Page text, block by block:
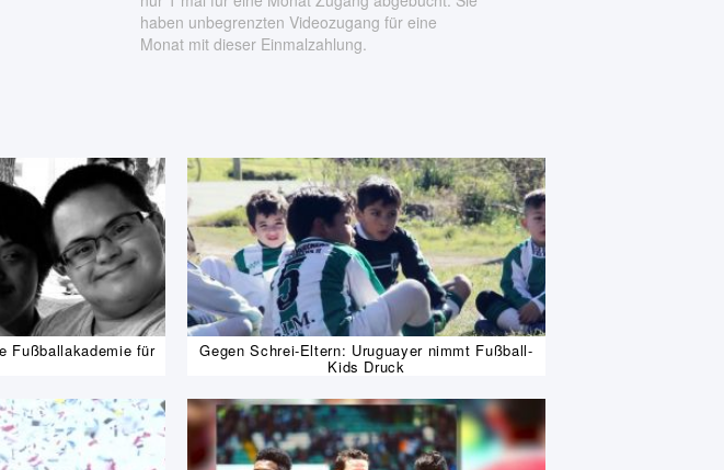
haben unbegrenzten Videozugang für eine
Monat mit dieser Einmalzahlung.
Fußballakademie für Gegen Schrei-Eltern: Uruguayer nimmt Fußball-
Kids Druck